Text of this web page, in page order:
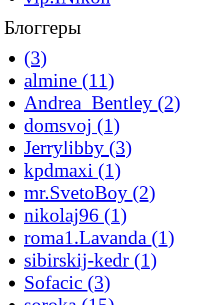
Блоггеры
(3)
almine (11)
Andrea_Bentley (2)
domsvoj (1)
Jerrylibby (3)
kpdmaxi (1)
mr.SvetoBoy (2)
nikolaj96 (1)
roma1.Lavanda (1)
sibirskij-kedr (1)
Sofacic (3)